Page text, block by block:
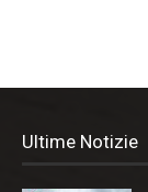
Ultime Notizie